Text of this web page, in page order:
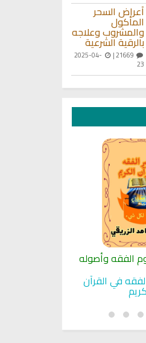
أعراض السحر
المأكول
والمشروب وعلاجه
بالرقية الشرعية
2025-04-
23
الفقه وأصوله
في القرآن